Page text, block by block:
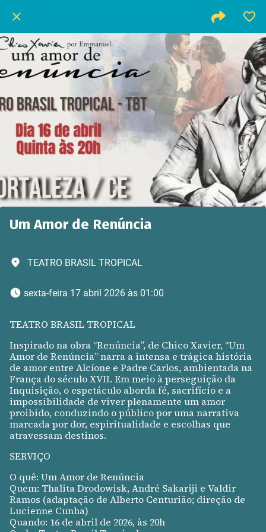
Um Amor de Renúncia
TEATRO BRASIL TROPICAL
sexta-feira 17 abril 2026 às 01:00
TEATRO BRASIL TROPICAL
Inspirado na obra “Renúncia”, de Chico Xavier, “Um
Amor de Renúncia” narra a intensa e trágica história
de amor entre Alcíone e Padre Carlos, ambientada na
França do século XVII. Em meio à perseguição da
Inquisição, o espetáculo aborda fé, sacrifício e a
impossibilidade de viver plenamente um amor
proibido, conduzindo o público por uma narrativa
marcada por dor, espiritualidade e escolhas que
atravessam destinos.
SERVIÇO
O quê: Um Amor de Renúncia
Quem: Thalita Drodowisk, André Sakariji e Valdir
Ramos (adaptação de Alberto Centurião; direção de
Lucienne Cunha)
Quando: 16 de abril de 2026, às 20h